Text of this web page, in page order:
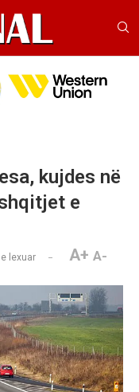
kujdes në
e
e lexuar A+ A-